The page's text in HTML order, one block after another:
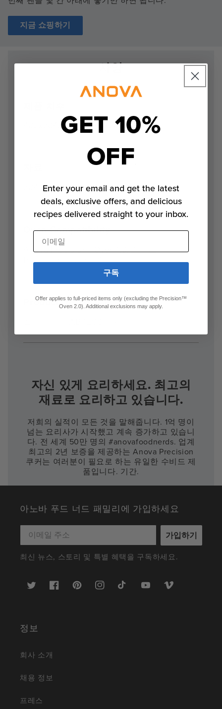
지금 쇼핑하기
사양
402x304x25mm / 40x30x2.5cm
304 스테인리스 스틸
Oven Compatibility
Anova Precision™ Oven 1.0,Anova
Precision™ Oven 2.0
Product Disclosure
자신 있게 요리하세요. 최고의
재료로 요리하고 있습니다.
저희의 실적이 모든 것을 말해줍니다. 1억 명이
넘는 요리사가 시작했고 계속 증가하고 있습니
다. 전 세계 50만 명의 #anovafoodnerds. 업계
최고의 2년 보증을 제공하는 Anova Precision
쿠커는 여러분이 필요로 하는 유일한 수비드 제
품입니다. 기간.
아노바 푸드 너드 패밀리에 가입하세요
가입하기
최신 뉴스, 스토리 및 특별 혜택을 구독하세요.
트
FacebookPinterest
인
TikTok YouTubeVimeo
정보
회사 소개
채용 정보
프레스
GET 10%
OFF
Enter your email and get the latest
deals, exclusive offers, and delicious
recipes delivered straight to your inbox.
이메일
구독
Offer applies to full-priced items only (excluding the Precision™
Oven 2.0). Additional exclusions may apply.